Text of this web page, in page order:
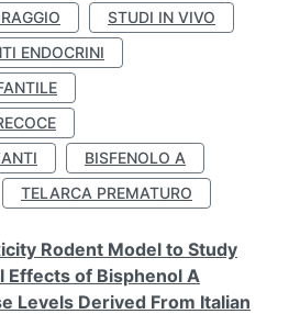
STUDI IN VIVO
ENDOCRINI
BISFENOLO A
TELARCA PREMATURO
Rodent Model to Study
Effects of Bisphenol A
Levels Derived From Italian